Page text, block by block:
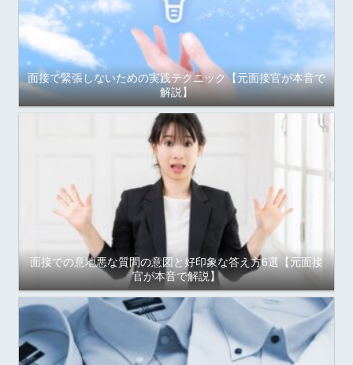
面接で緊張しないための実践テクニック【元面接官が本音で
解説】
面接での意地悪な質問の意図と好印象な答え方6選【元面接
官が本音で解説】